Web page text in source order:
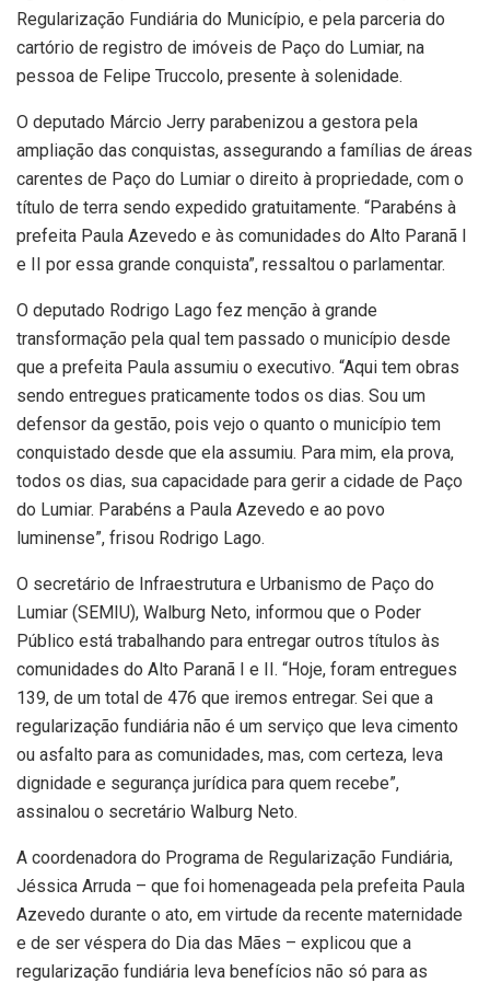
Regularização Fundiária do Município, e pela parceria do
cartório de registro de imóveis de Paço do Lumiar, na
pessoa de Felipe Truccolo, presente à solenidade.
O deputado Márcio Jerry parabenizou a gestora pela
ampliação das conquistas, assegurando a famílias de áreas
carentes de Paço do Lumiar o direito à propriedade, com o
título de terra sendo expedido gratuitamente. “Parabéns à
prefeita Paula Azevedo e às comunidades do Alto Paranã I
e II por essa grande conquista”, ressaltou o parlamentar.
O deputado Rodrigo Lago fez menção à grande
transformação pela qual tem passado o município desde
que a prefeita Paula assumiu o executivo. “Aqui tem obras
sendo entregues praticamente todos os dias. Sou um
defensor da gestão, pois vejo o quanto o município tem
conquistado desde que ela assumiu. Para mim, ela prova,
todos os dias, sua capacidade para gerir a cidade de Paço
do Lumiar. Parabéns a Paula Azevedo e ao povo
luminense”, frisou Rodrigo Lago.
O secretário de Infraestrutura e Urbanismo de Paço do
Lumiar (SEMIU), Walburg Neto, informou que o Poder
Público está trabalhando para entregar outros títulos às
comunidades do Alto Paranã I e II. “Hoje, foram entregues
139, de um total de 476 que iremos entregar. Sei que a
regularização fundiária não é um serviço que leva cimento
ou asfalto para as comunidades, mas, com certeza, leva
dignidade e segurança jurídica para quem recebe”,
assinalou o secretário Walburg Neto.
A coordenadora do Programa de Regularização Fundiária,
Jéssica Arruda – que foi homenageada pela prefeita Paula
Azevedo durante o ato, em virtude da recente maternidade
e de ser véspera do Dia das Mães – explicou que a
regularização fundiária leva benefícios não só para as